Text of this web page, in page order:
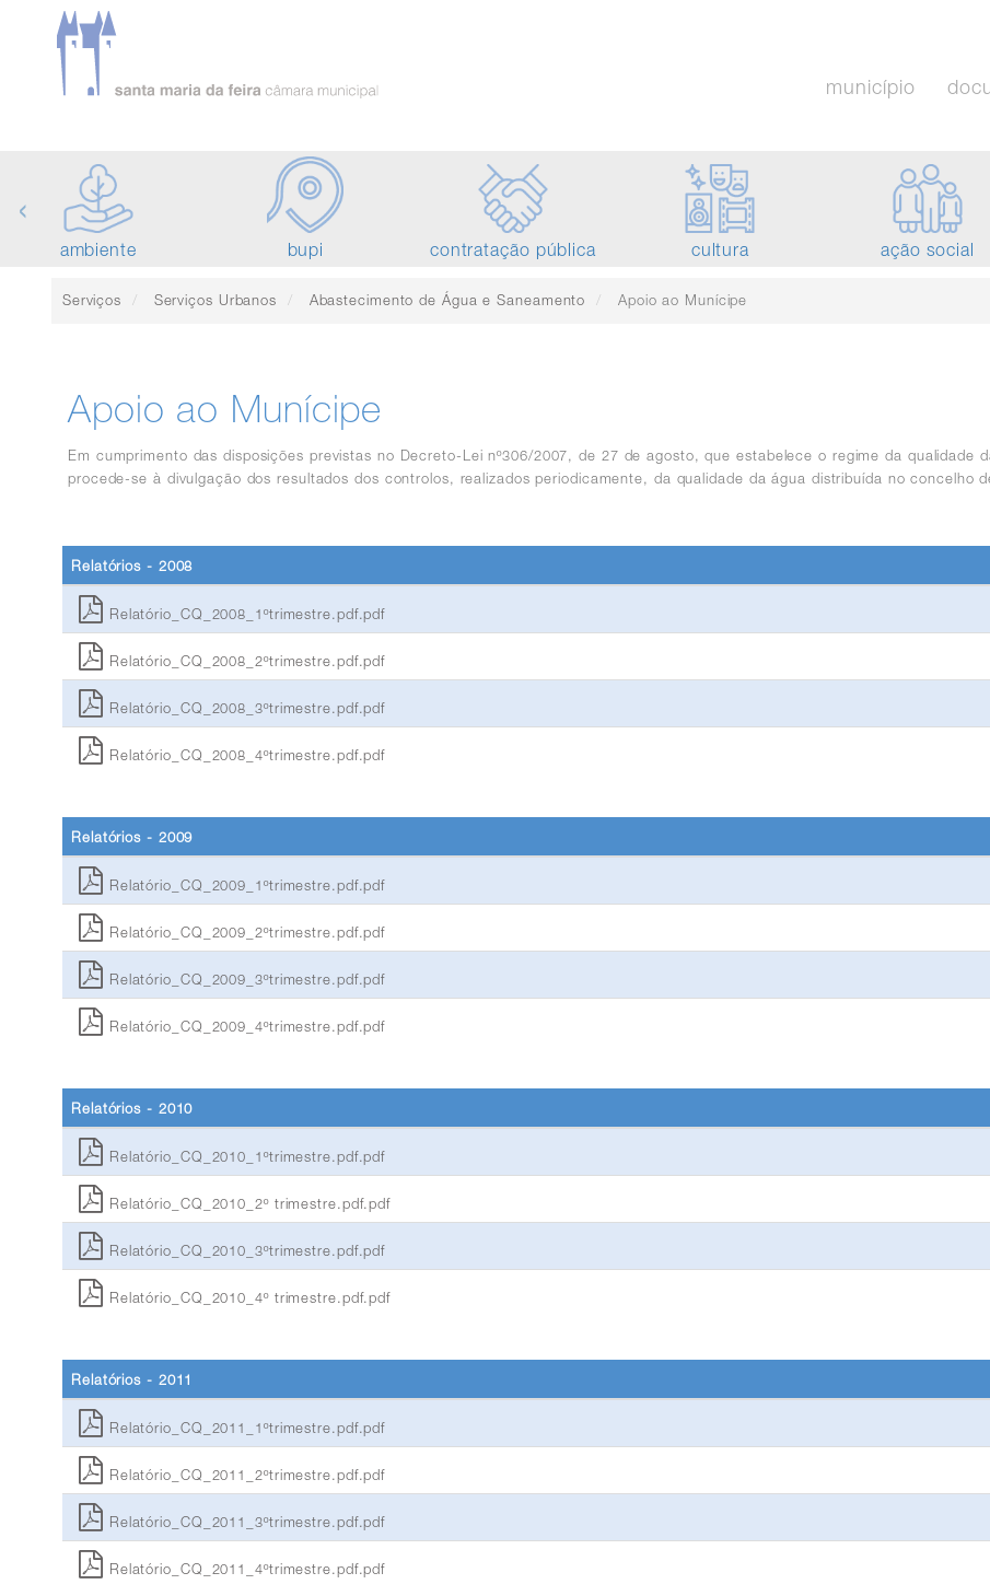
município
ambiente bupi contratação pública cultura ação social
‹
Serviços Serviços Urbanos Abastecimento de Água e Saneamento Apoio ao Munícipe
Apoio ao Munícipe
Em cumprimento das disposições previstas no Decreto-Lei nº306/2007, de 27 de agosto, que estabelece o regime da qualidade
procede-se à divulgação dos resultados dos controlos, realizados periodicamente, da qualidade da água distribuída no concelho
Relatórios - 2008
Relatório_CQ_2008_1ºtrimestre.pdf.pdf
Relatório_CQ_2008_2ºtrimestre.pdf.pdf
Relatório_CQ_2008_3ºtrimestre.pdf.pdf
Relatório_CQ_2008_4ºtrimestre.pdf.pdf
Relatórios - 2009
Relatório_CQ_2009_1ºtrimestre.pdf.pdf
Relatório_CQ_2009_2ºtrimestre.pdf.pdf
Relatório_CQ_2009_3ºtrimestre.pdf.pdf
Relatório_CQ_2009_4ºtrimestre.pdf.pdf
Relatórios - 2010
Relatório_CQ_2010_1ºtrimestre.pdf.pdf
Relatório_CQ_2010_2º trimestre.pdf.pdf
Relatório_CQ_2010_3ºtrimestre.pdf.pdf
Relatório_CQ_2010_4º trimestre.pdf.pdf
Relatórios - 2011
Relatório_CQ_2011_1ºtrimestre.pdf.pdf
Relatório_CQ_2011_2ºtrimestre.pdf.pdf
Relatório_CQ_2011_3ºtrimestre.pdf.pdf
Relatório_CQ_2011_4ºtrimestre.pdf.pdf